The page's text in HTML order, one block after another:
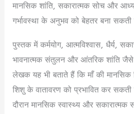
मानसिक शांति, सकारात्मक सोच और
गर्भावस्था के अनुभव को बेहतर बना सकती
पुस्तक में कर्मयोग, आत्मविश्वास, धैर्य,
भावनात्मक संतुलन और आंतरिक शांति जैसे
लेखक यह भी बताते हैं कि माँ की मानसिक
शिशु के वातावरण को प्रभावित कर सकती
दौरान मानसिक स्वास्थ्य और सकारात्मक